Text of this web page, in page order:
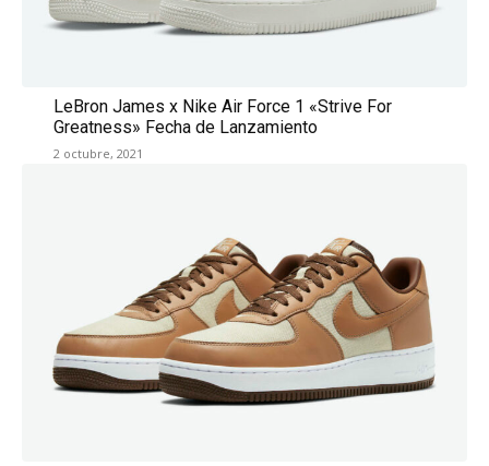
LeBron James x Nike Air Force 1 «Strive For
Greatness» Fecha de Lanzamiento
2 octubre, 2021